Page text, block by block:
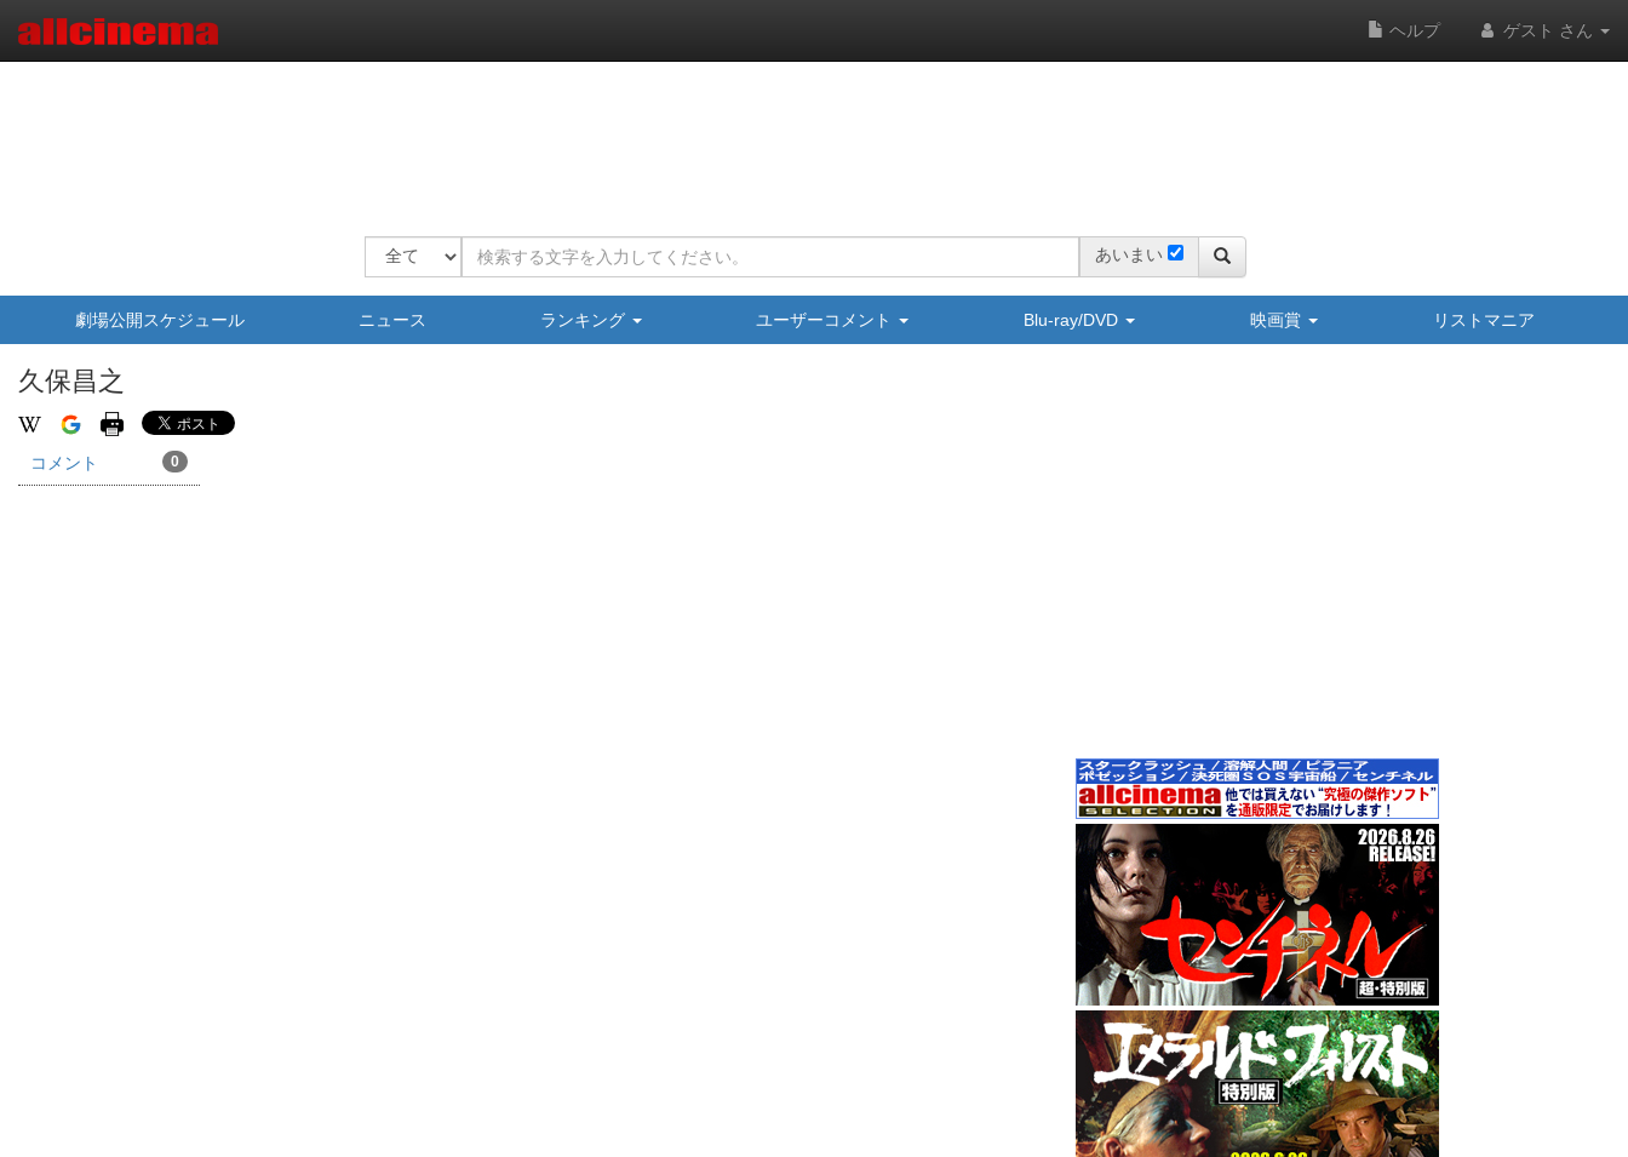
ヘルプ ゲスト さん
あいまい
劇場公開スケジュール ニュース ランキング ユーザーコメント Blu-ray/DVD 映画賞 リストマニア
久保昌之
コメント 0